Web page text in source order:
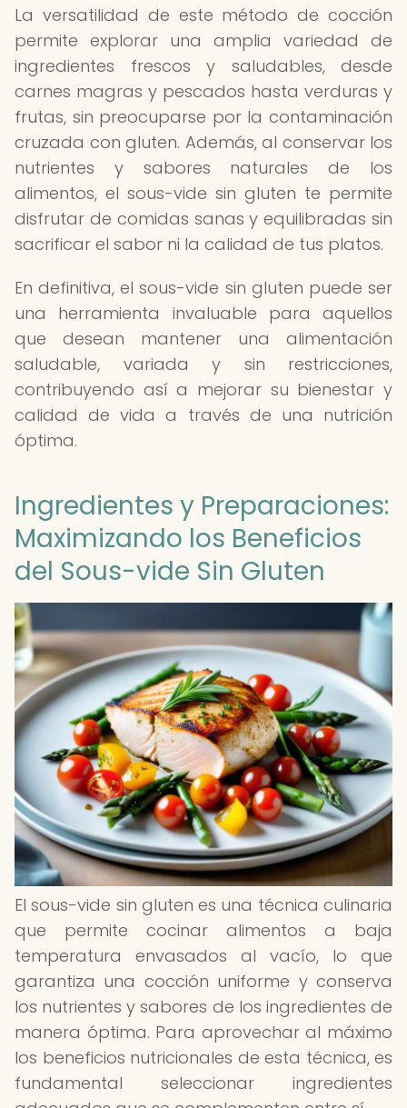
La versatilidad de este método de cocción
permite explorar una amplia variedad de
ingredientes frescos y saludables, desde
carnes magras y pescados hasta verduras y
frutas, sin preocuparse por la contaminación
cruzada con gluten. Además, al conservar los
nutrientes y sabores naturales de los
alimentos, el sous-vide sin gluten te permite
disfrutar de comidas sanas y equilibradas sin
sacrificar el sabor ni la calidad de tus platos.
En definitiva, el sous-vide sin gluten puede ser
una herramienta invaluable para aquellos
que desean mantener una alimentación
saludable, variada y sin restricciones,
contribuyendo así a mejorar su bienestar y
calidad de vida a través de una nutrición
óptima.
Ingredientes y Preparaciones:
Maximizando los Beneficios
del Sous-vide Sin Gluten
El sous-vide sin gluten es una técnica culinaria
que permite cocinar alimentos a baja
temperatura envasados al vacío, lo que
garantiza una cocción uniforme y conserva
los nutrientes y sabores de los ingredientes de
manera óptima. Para aprovechar al máximo
los beneficios nutricionales de esta técnica, es
fundamental seleccionar ingredientes